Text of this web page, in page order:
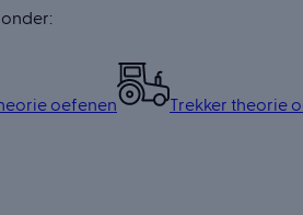
oefenen Trekker theorie